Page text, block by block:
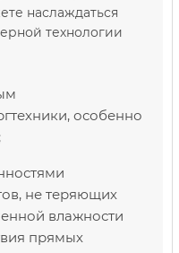
наслаждаться
технологии
особенно
не теряющих
влажности
прямых